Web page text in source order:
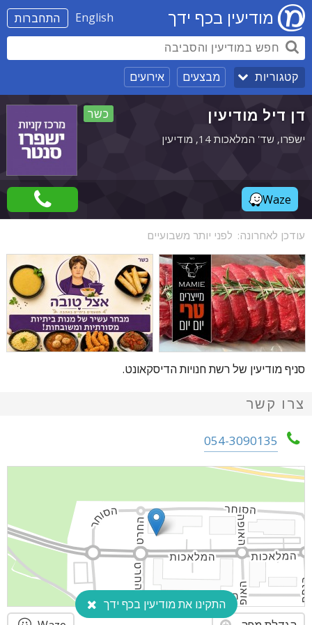
התחברות English מודיעין בכף ידך
קטגוריות מבצעים אירועים
כשר דן דיל מודיעין
ישפרו, שד' המלאכות 14, מודיעין
Waze
עודכן לאחרונה: לפני יותר משבועיים
סניף מודיעין של רשת חנויות הדיסקאונט.
צרו קשר
054-3090135
התקינו את מודיעין בכף ידך